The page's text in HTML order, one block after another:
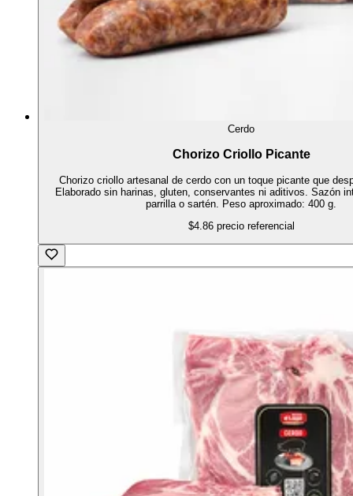
Cerdo
Chorizo Criollo Picante
Chorizo criollo artesanal de cerdo con un toque picante que
Elaborado sin harinas, gluten, conservantes ni aditivos. Sazón
parrilla o sartén. Peso aproximado: 400 g.
$4.86 precio referencial